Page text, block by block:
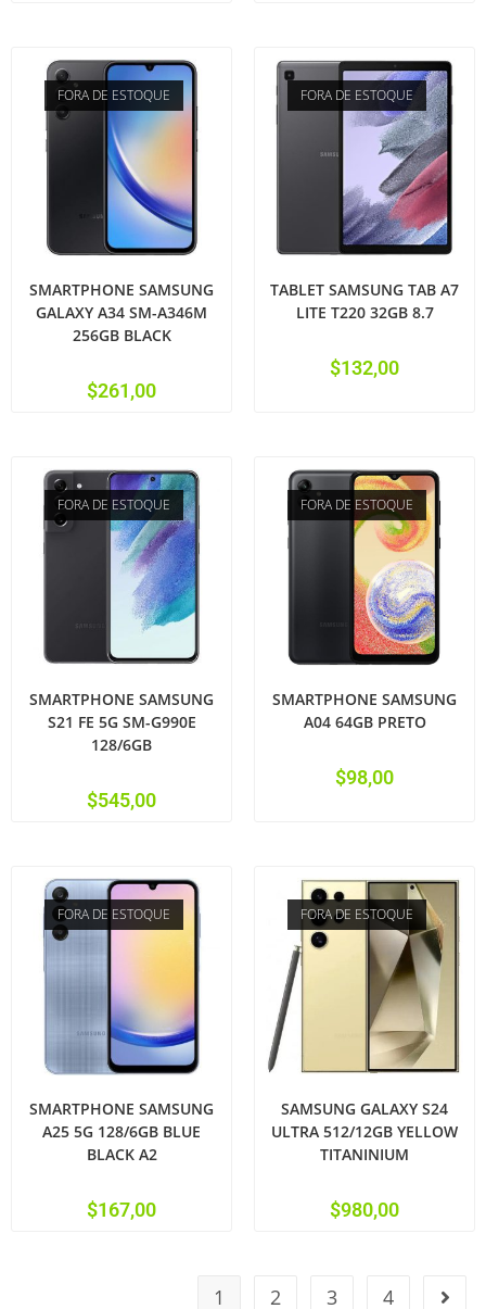
FORA DE ESTOQUE
SMARTPHONE SAMSUNG
GALAXY A34 SM-A346M
256GB BLACK
$261,00
FORA DE ESTOQUE
TABLET SAMSUNG TAB A7
LITE T220 32GB 8.7
$132,00
FORA DE ESTOQUE
SMARTPHONE SAMSUNG
S21 FE 5G SM-G990E
128/6GB
$545,00
FORA DE ESTOQUE
SMARTPHONE SAMSUNG
A04 64GB PRETO
$98,00
FORA DE ESTOQUE
SMARTPHONE SAMSUNG
A25 5G 128/6GB BLUE
BLACK A2
$167,00
FORA DE ESTOQUE
SAMSUNG GALAXY S24
ULTRA 512/12GB YELLOW
TITANINIUM
$980,00
1 2 3 4